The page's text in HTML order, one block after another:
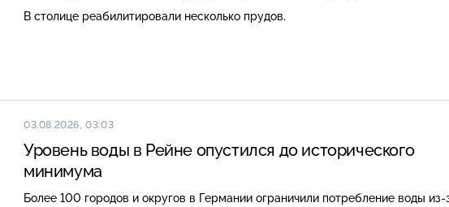
В столице реабилитировали несколько прудов.
03.08.2026, 03:03
Уровень воды в Рейне опустился до исторического
минимума
Более 100 городов и округов в Германии ограничили потребление воды из-